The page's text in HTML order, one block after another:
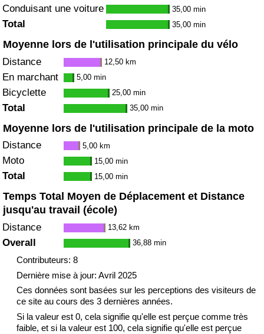
Conduisant une voiture 35,00 min
Total 35,00 min
Moyenne lors de l'utilisation principale du vélo
Distance 12,50 km
En marchant 5,00 min
Bicyclette 25,00 min
Total 35,00 min
Moyenne lors de l'utilisation principale de la moto
Distance 5,00 km
Moto 15,00 min
Total 15,00 min
Temps Total Moyen de Déplacement et Distance
jusqu'au travail (école)
Distance 13,62 km
Overall 36,88 min
Contributeurs: 8
Dernière mise à jour: Avril 2025
Ces données sont basées sur les perceptions des visiteurs de
ce site au cours des 3 dernières années.
Si la valeur est 0, cela signifie qu'elle est perçue comme très
faible, et si la valeur est 100, cela signifie qu'elle est perçue